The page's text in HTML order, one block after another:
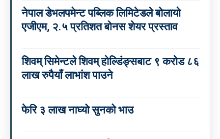
नेपाल डेभलपमेन्ट पब्लिक लिमिटेडले बोलायो
एजीएम, २.५ प्रतिशत बोनस शेयर प्रस्ताव
शिवम् सिमेन्टले शिवम् होल्डिंङ्सबाट ९ करोड ८६
लाख रुपैयाँ लाभांश पाउने
फेरि ३ लाख नाघ्यो सुनको भाउ